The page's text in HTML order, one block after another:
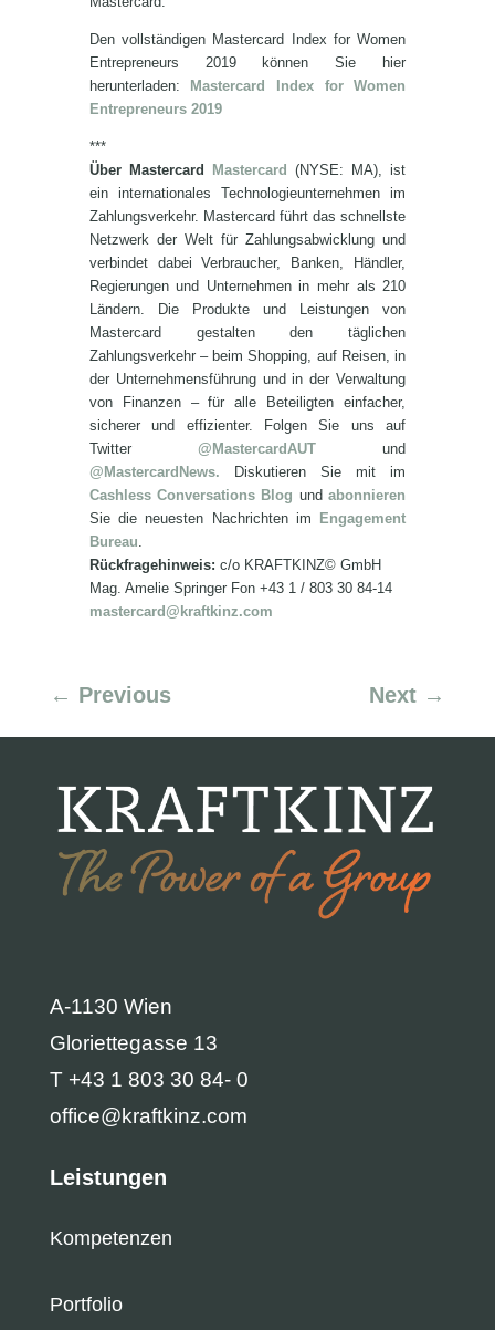
Den vollständigen Mastercard Index for Women
Entrepreneurs 2019 können Sie hier
herunterladen:
Mastercard Index for Women
Entrepreneurs 2019
***
Über Mastercard
Mastercard (NYSE: MA), ist
ein internationales Technologieunternehmen im
Zahlungsverkehr. Mastercard führt das schnellste
Netzwerk der Welt für Zahlungsabwicklung und
verbindet dabei Verbraucher, Banken, Händler,
Regierungen und Unternehmen in mehr als 210
Ländern. Die Produkte und Leistungen von
Mastercard gestalten den täglichen
Zahlungsverkehr – beim Shopping, auf Reisen, in
der Unternehmensführung und in der Verwaltung
von Finanzen – für alle Beteiligten einfacher,
sicherer und effizienter. Folgen Sie uns auf
Twitter @MastercardAUT und
@MastercardNews. Diskutieren Sie mit im
Cashless Conversations Blog undabonnieren
Sie die neuesten Nachrichten im
Engagement
Bureau.
Rückfragehinweis: c/o KRAFTKINZ© GmbH
Mag. Amelie Springer Fon +43 1 / 803 30 84-14
mastercard@kraftkinz.com
← Previous Next →
A-1130 Wien
Gloriettegasse 13
T +43 1 803 30 84- 0
office@kraftkinz.com
Leistungen
Kompetenzen
Portfolio